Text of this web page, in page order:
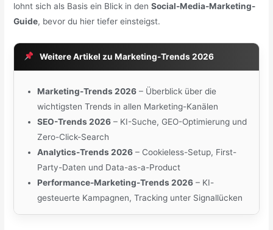
lohnt sich als Basis ein Blick in denSocial-Media-Marketing-
Guide, bevor du hier tiefer einsteigst.
Weitere Artikel zu Marketing-Trends 2026
Marketing-Trends 2026 – Überblick über die
wichtigsten Trends in allen Marketing-Kanälen
SEO-Trends 2026 – KI-Suche, GEO-Optimierung und
Zero-Click-Search
Analytics-Trends 2026 – Cookieless-Setup, First-
Party-Daten und Data-as-a-Product
Performance-Marketing-Trends 2026 – KI-
gesteuerte Kampagnen, Tracking unter Signallücken